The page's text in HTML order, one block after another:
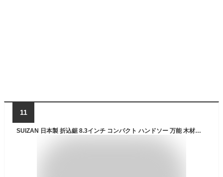
11
SUIZAN 日本製 折込鋸 8.3インチ コンパクト ハンドソー 万能 木材剪定のこぎり 木工 庭 DIY 工具